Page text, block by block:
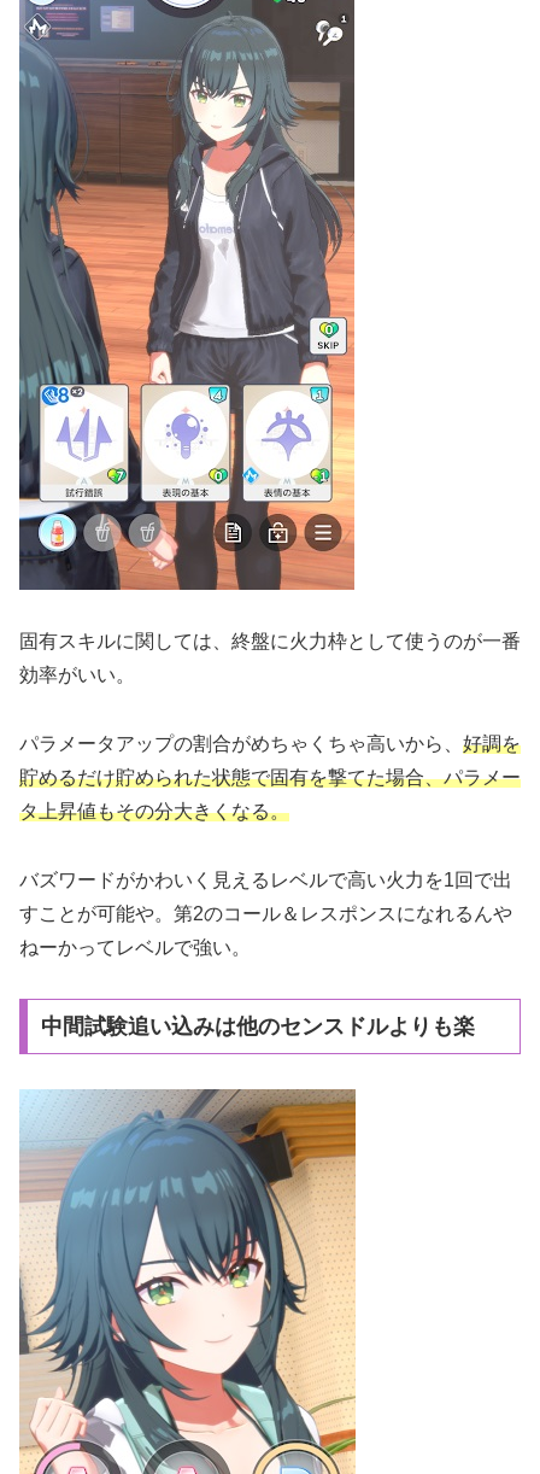
固有スキルに関しては、終盤に火力枠として使うのが一番
効率がいい。
パラメータアップの割合がめちゃくちゃ高いから、 好調を
貯めるだけ貯められた状態で固有を撃てた場合、パラメー
タ上昇値もその分大きくなる。
バズワードがかわいく見えるレベルで高い火力を1回で出
すことが可能や。第2のコール＆レスポンスになれるんや
ねーかってレベルで強い。
中間試験追い込みは他のセンスドルよりも楽